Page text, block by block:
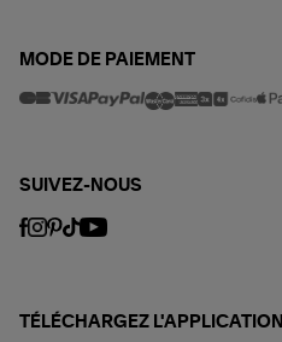
MODE DE PAIEMENT
SUIVEZ-NOUS
TÉLÉCHARGEZ L'APPLICATION